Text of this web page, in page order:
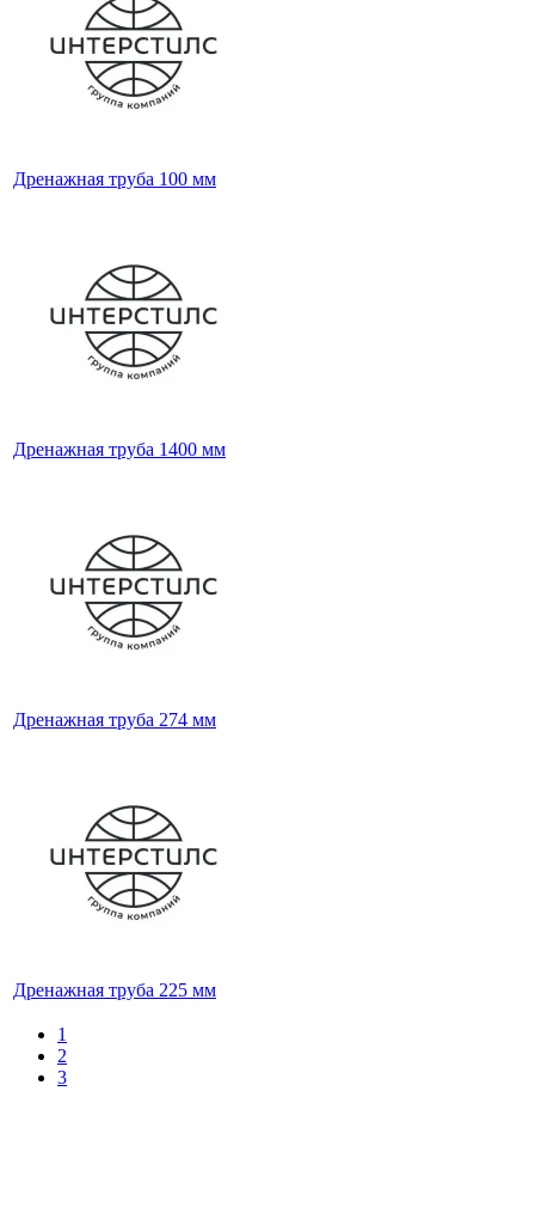
Дренажная труба 100 мм
Дренажная труба 1400 мм
Дренажная труба 274 мм
Дренажная труба 225 мм
1
2
3